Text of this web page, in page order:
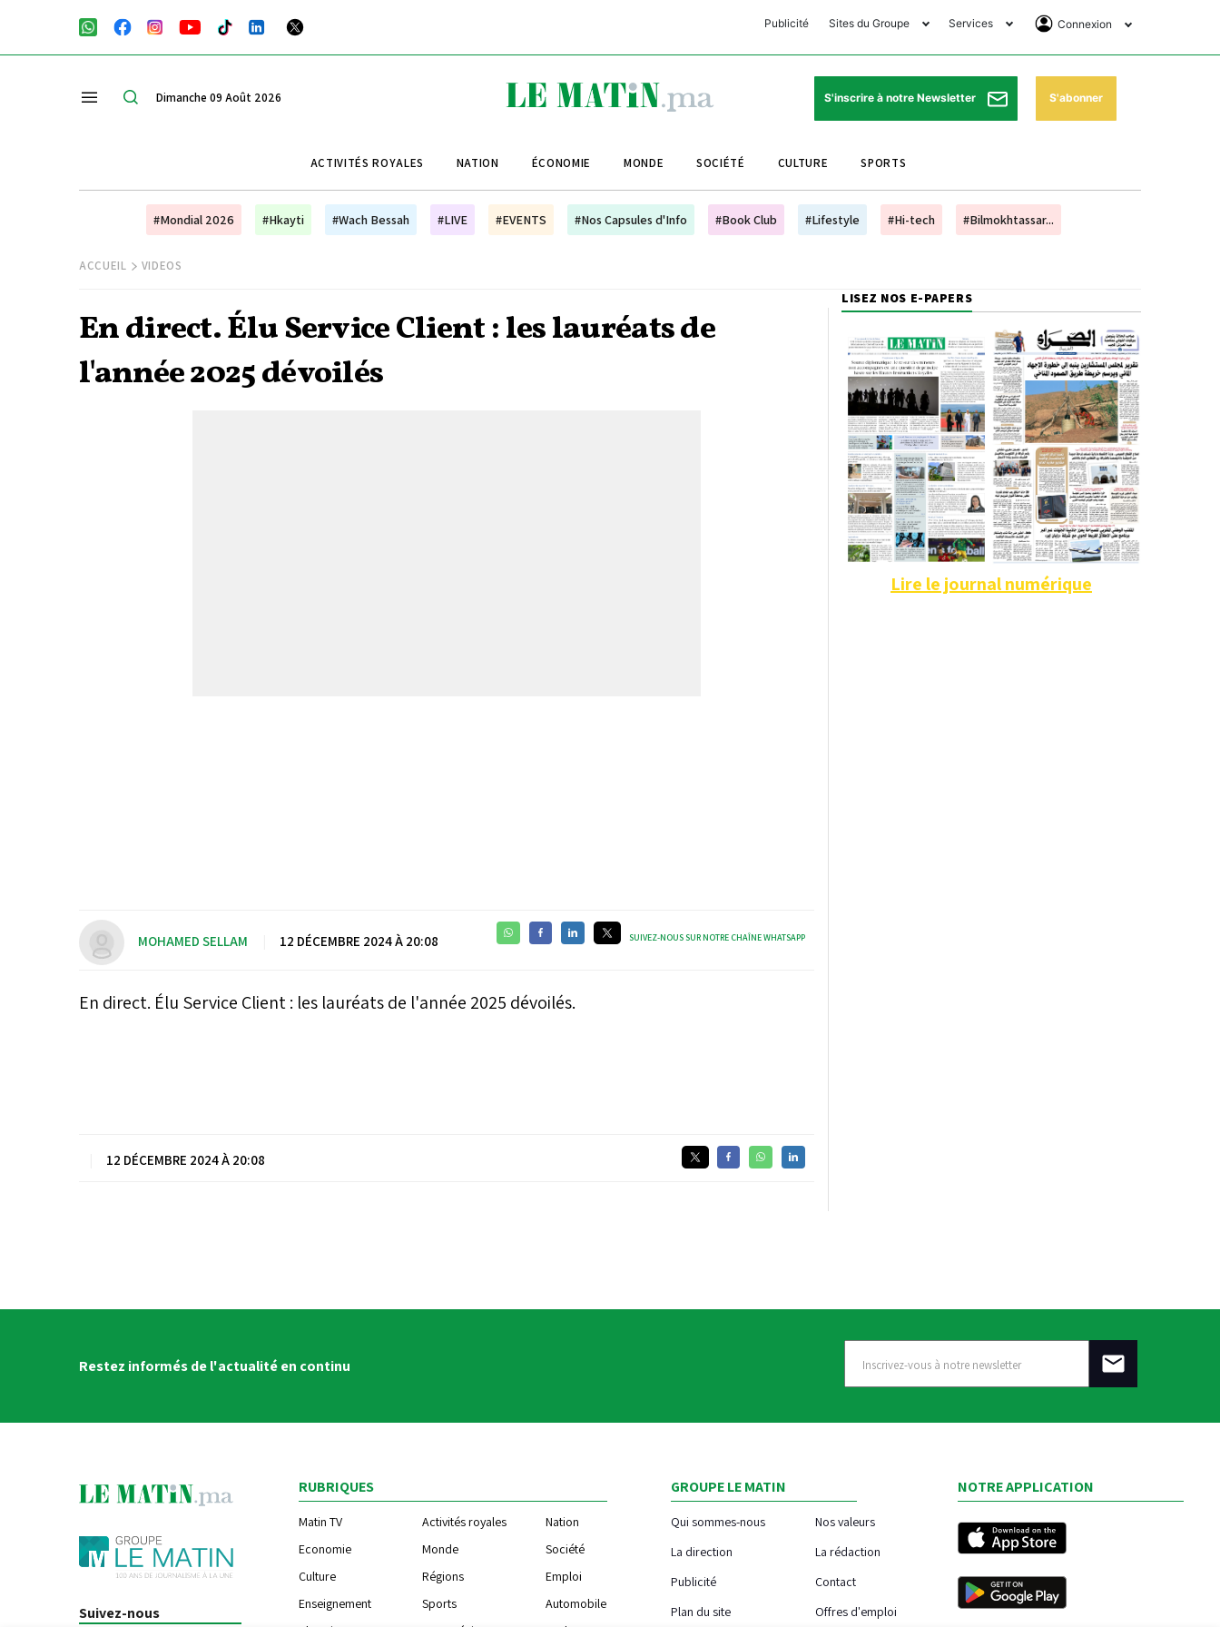
Publicité Sites du Groupe
Club Avantages
Le Matin Sports
Le Matin Store
Le Matin Annonces
Morocco Today Forum
Bookclub
Services
Horaires de prières
Pharmacies de garde
Programme TV
Cinéma
Connexion
Se Connecter
Abonnement
Dimanche 09 Août 2026 S'inscrire à notre Newsletter S'abonner
ACTIVITÉS ROYALES NATION ÉCONOMIE MONDE SOCIÉTÉ CULTURE SPORTS
#Mondial 2026 #Hkayti #Wach Bessah #LIVE #EVENTS #Nos Capsules d'Info #Book Club #Lifestyle #Hi-tech #Bilmokhtassar...
ACCUEIL VIDEOS
En direct. Élu Service Client : les lauréats de
l'année 2025 dévoilés
MOHAMED SELLAM 12 DÉCEMBRE 2024 À 20:08 SUIVEZ-NOUS SUR NOTRE CHAÎNE WHATSAPP
En direct. Élu Service Client : les lauréats de l'année 2025 dévoilés.
12 DÉCEMBRE 2024 À 20:08
LISEZ NOS E-PAPERS
Lire le journal numérique
Restez informés de l'actualité en continu
Suivez-nous
RUBRIQUES
Matin TV Activités royales
Nation
Economie
Monde
Société
Culture
Régions
Emploi
Enseignement
Sports
Automobile
GROUPE LE MATIN
Qui sommes-nous
Nos valeurs
La direction
La rédaction
Publicité
Contact
Plan du site
Offres d'emploi
NOTRE APPLICATION